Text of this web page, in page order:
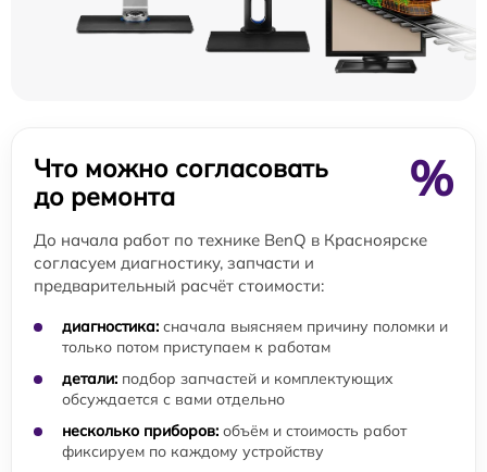
Что можно согласовать
до ремонта
%
До начала работ по технике BenQ в Красноярске
согласуем диагностику, запчасти и
предварительный расчёт стоимости:
диагностика: сначала выясняем причину поломки и
только потом приступаем к работам
детали: подбор запчастей и комплектующих
обсуждается с вами отдельно
несколько приборов: объём и стоимость работ
фиксируем по каждому устройству